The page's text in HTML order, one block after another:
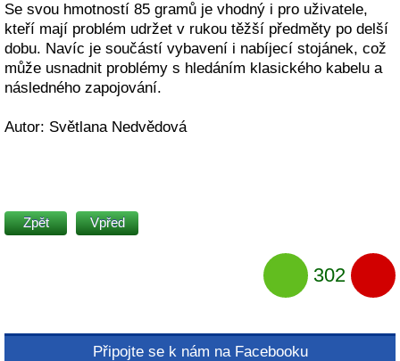
Se svou hmotností 85 gramů je vhodný i pro uživatele,
kteří mají problém udržet v rukou těžší předměty po delší
dobu. Navíc je součástí vybavení i nabíjecí stojánek, což
může usnadnit problémy s hledáním klasického kabelu a
následného zapojování.
Autor: Světlana Nedvědová
Zpět Vpřed
302
Připojte se k nám na Facebooku